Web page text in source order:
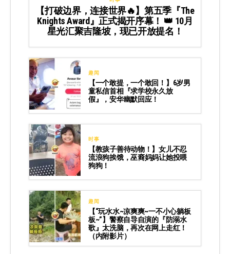
【打破边界，连接世界🔥】第五季『The
Knights Award』正式揭开序幕！ 👑 10月
星光汇聚吉隆坡，现已开放提名！
趣闻
【一个敢提，一个敢回！】6岁男
童私信首相『求学校永久放
假』，安华幽默回应！
时事
【教孩子善待动物！】女儿不忍
流浪狗挨饿，巫裔妈妈让她投喂
狗狗！
趣闻
【“玩水水~凉爽爽~一不小心躺板
板~”】警察自导自演的『防溺水
歌』太洗脑，再次在网上走红！
（内附影片）